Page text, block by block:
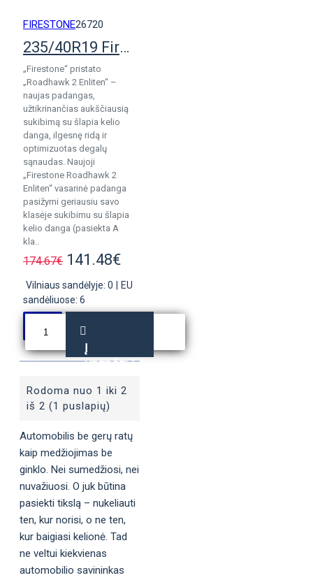
FIRESTONE26720
235/40R19 Firestone RoadHawk 2 Enliten
„Firestone“ pristato
„Roadhawk 2 Enliten“ –
naujas padangas,
užtikrinančias aukščiausią
sukibimą su šlapia kelio
danga, ilgesnę ridą ir
optimizuotas degalų
sąnaudas. Naujoji
„Firestone Roadhawk 2
Enliten“ vasarinė padanga
pasižymi geriausiu savo
klasėje sukibimu su šlapia
kelio danga (pasiekta A
kla..
174.67€ 141.48€
Vilniaus sandėlyje: 0
EU
sandėliuose: 6
Į
KREPŠELĮ
Rodoma nuo 1 iki 2
iš 2 (1 puslapių)
Automobilis be gerų ratų
kaip medžiojimas be
ginklo. Nei sumedžiosi, nei
nuvažiuosi. O juk būtina
pasiekti tikslą – nukeliauti
ten, kur norisi, o ne ten,
kur baigiasi kelionė. Tad
ne veltui kiekvienas
automobilio savininkas